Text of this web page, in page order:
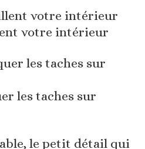
votre intérieur
les taches sur